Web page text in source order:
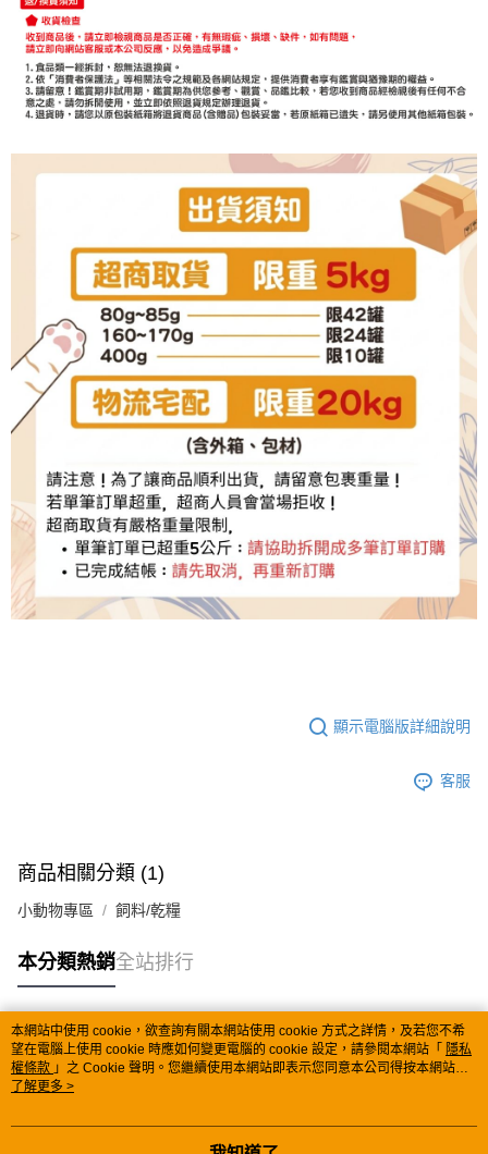
顯示電腦版詳細說明
客服
商品相關分類 (1)
小動物專區 飼料/乾糧
本分類熱銷全站排行
熱門標籤
本網站中使用 cookie，欲查詢有關本網站使用 cookie 方式之詳情，及若您不希
望在電腦上使用 cookie 時應如何變更電腦的 cookie 設定，請參閱本網站「 隱私
權條款 」之 Cookie 聲明。您繼續使用本網站即表示您同意本公司得按本網站使
用條款之 Cookie 聲明使用 cookie。
了解更多 >